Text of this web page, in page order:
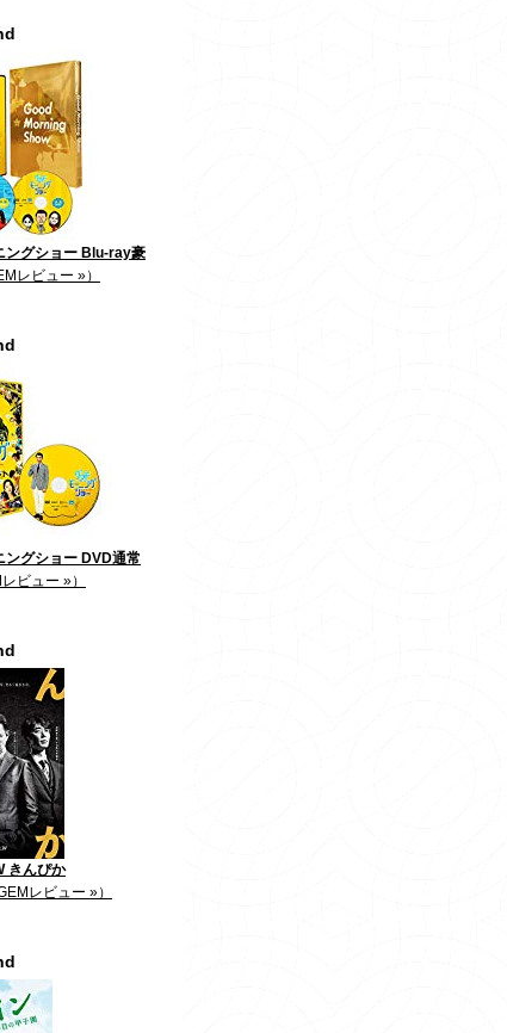
ングショー Blu-ray豪
レビュー »）
ングショー DVD通常
ビュー »）
きんぴか
レビュー »）